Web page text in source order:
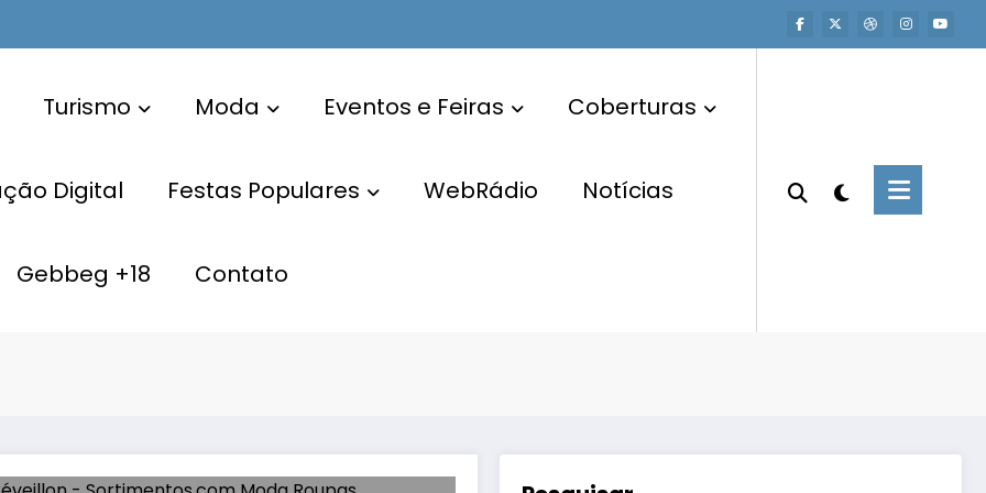
Turismo Moda Eventos e Feiras Coberturas
Digital Festas Populares WebRádio Notícias
Gebbeg +18 Contato